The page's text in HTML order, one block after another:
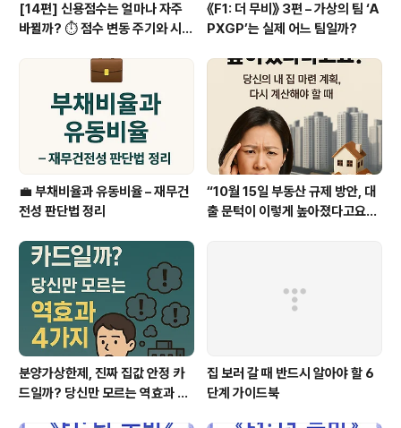
[14편] 신용점수는 얼마나 자주
바뀔까? ⏱️ 점수 변동 주기와 시기
《F1: 더 무비》 3편 – 가상의 팀 ‘A
PXGP’는 실제 어느 팀일까?
💼 부채비율과 유동비율 – 재무건
전성 판단법 정리
“10월 15일 부동산 규제 방안, 대
출 문턱이 이렇게 높아졌다고요?”
분양가상한제, 진짜 집값 안정 카
드일까? 당신만 모르는 역효과 4
집 보러 갈 때 반드시 알아야 할 6
단계 가이드북